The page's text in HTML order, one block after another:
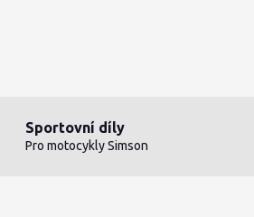
Sportovní díly
Pro motocykly Simson